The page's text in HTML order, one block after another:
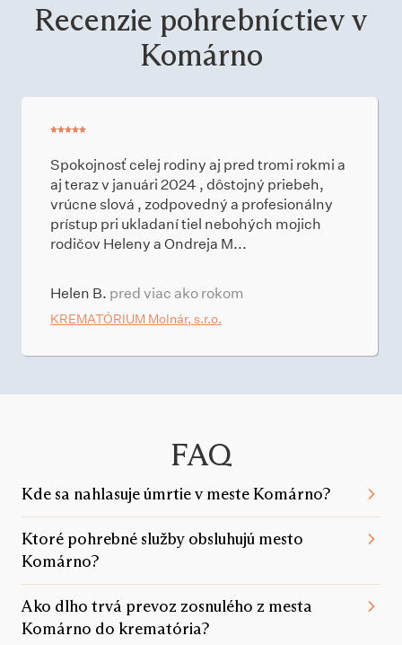
Recenzie pohrebníctiev v
Komárno
Spokojnosť celej rodiny aj pred tromi rokmi a
aj teraz v januári 2024 , dôstojný priebeh,
vrúcne slová , zodpovedný a profesionálny
prístup pri ukladaní tiel nebohých mojich
rodičov Heleny a Ondreja M...
Helen B. pred viac ako rokom
KREMATÓRIUM Molnár, s.r.o.
FAQ
Kde sa nahlasuje úmrtie v meste Komárno?
Ktoré pohrebné služby obsluhujú mesto
Komárno?
Ako dlho trvá prevoz zosnulého z mesta
Komárno do krematória?